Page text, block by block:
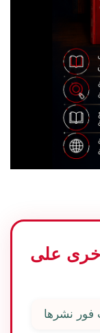
على
فور نشرها